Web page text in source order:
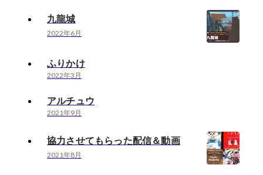
九龍城
2022年6月
ふりかけ
2022年3月
アルチュウ
2021年9月
協力させてもらった配信＆動画
2021年8月